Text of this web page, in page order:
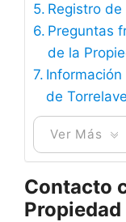
Registro
Preguntas
de la
de
Ver Más
Contacto